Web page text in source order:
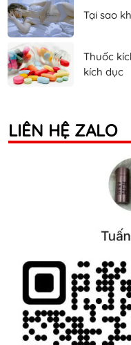
Tại sao
Thuốc
kích dục
LIÊN HỆ ZALO